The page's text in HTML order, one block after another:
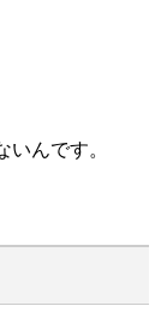
んです。